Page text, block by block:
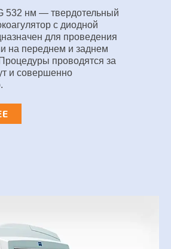
532 нм — твердотельный
с диодной
для проведения
на переднем и заднем
проводятся за
и совершенно